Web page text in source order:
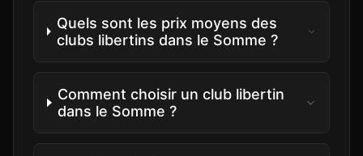
Quels sont les prix moyens des
clubs libertins dans le Somme ?
Comment choisir un club libertin
dans le Somme ?